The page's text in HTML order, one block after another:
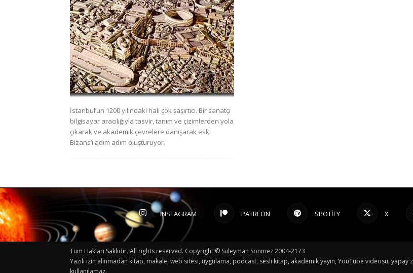
İstanbul’un 1200 yılındaki hali çok şaşırtıcı. Bir sanatçı
bilgisayar aracılığıyla tasvir, tanım ve çizimlerden yola
çıkarak ve akademik çevrelere danışarak eski
Bizans’ı adım adım oluşturuyor.
INSTAGRAM PATREON SPOTIFY X
Tüm Hakları Saklıdır. All rights reserved. Copyright © Süleyman Sönmez 2004-2173
Yazılı izin alınmadan kitap, makale, web sitesi, uygulama, podcast, sesli kitap, akademik yayın, YouTube videosu,
kullanılamaz.